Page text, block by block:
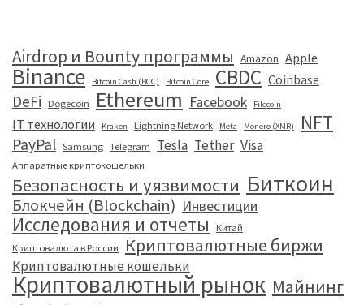
Airdrop и Bounty программы Amazon Apple
Binance Bitcoin Cash (BCC) Bitcoin Core CBDC Coinbase
DeFi Dogecoin Ethereum Facebook Filecoin
IT технологии Kraken Lightning Network Meta Monero (XMR) NFT
PayPal Samsung Telegram Tesla Tether Visa
Аппаратные криптокошельки
Безопасность и уязвимости Биткоин
Блокчейн (Blockchain) Инвестиции
Исследования и отчеты
Китай
Криптовалюта в России
Криптовалютные биржи
Криптовалютные кошельки
Криптовалютный рынок Майнинг